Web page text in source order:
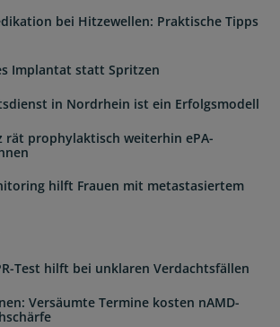
bei Hitzewellen: Praktische Tipps
Implantat statt Spritzen
in Nordrhein ist ein Erfolgsmodell
rät prophylaktisch weiterhin ePA-
hilft Frauen mit metastasiertem
Test hilft bei unklaren Verdachtsfällen
Versäumte Termine kosten nAMD-